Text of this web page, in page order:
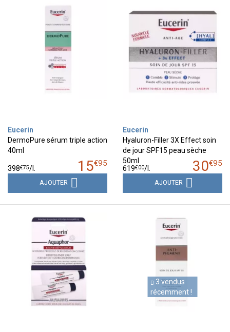
Eucerin
DermoPure sérum triple action
40ml
15€95
398€75/
AJOUTER
Eucerin
Hyaluron-Filler 3X Effect soin
de jour SPF15 peau sèche
50ml
30€95
619€00/
AJOUTER
3 vendus
récemment !